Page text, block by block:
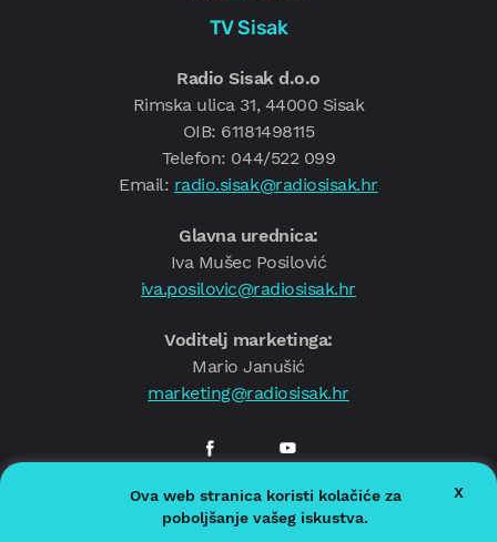
TV Sisak
Radio Sisak d.o.o
Rimska ulica 31, 44000 Sisak
OIB: 61181498115
Telefon: 044/522 099
Email: radio.sisak@radiosisak.hr
Glavna urednica:
Iva Mušec Posilović
iva.posilovic@radiosisak.hr
Voditelj marketinga:
Mario Janušić
marketing@radiosisak.hr
© 2026.Radio Sisak
Politika privatnosti
Ova web stranica koristi kolačiće za
poboljšanje vašeg iskustva.
X